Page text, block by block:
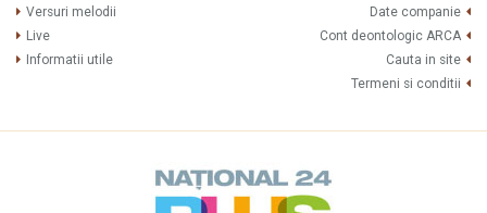
Versuri melodii
Live
Informatii utile
Date companie
Cont deontologic ARCA
Cauta in site
Termeni si conditii